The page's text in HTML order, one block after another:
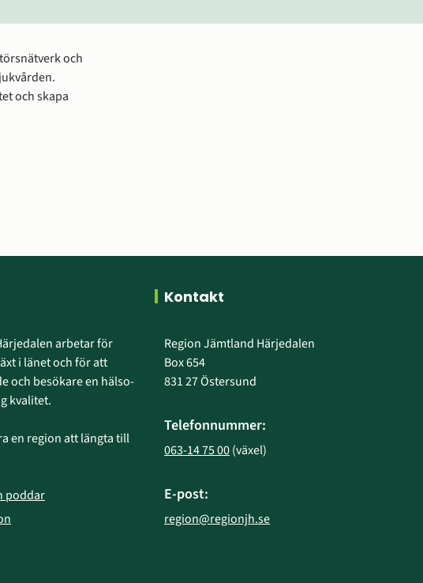
och
och skapa
arbetar för
i länet och för att
och besökare en hälso-
kvalitet.
en region att längta till
poddar
annan webbplats.
Kontakt
Region Jämtland Härjedalen
Box 654
831 27 Östersund
Telefonnummer:
063-14 75 00 (växel)
E-post:
region@regionjh.se